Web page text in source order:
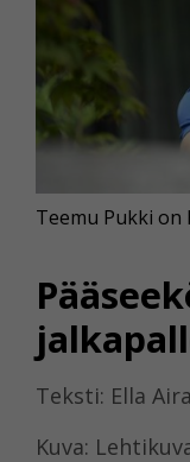
Teksti: Ella
Kuva:
Teemu Pukki on